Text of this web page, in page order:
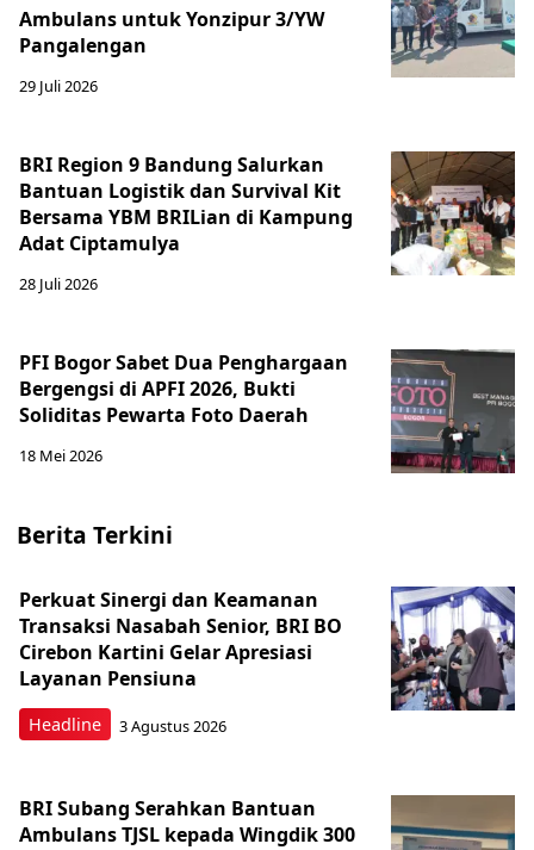
Ambulans untuk Yonzipur 3/YW
Pangalengan
29 Juli 2026
BRI Region 9 Bandung Salurkan
Bantuan Logistik dan Survival Kit
Bersama YBM BRILian di Kampung
Adat Ciptamulya
28 Juli 2026
PFI Bogor Sabet Dua Penghargaan
Bergengsi di APFI 2026, Bukti
Soliditas Pewarta Foto Daerah
18 Mei 2026
Berita Terkini
Headline
Perkuat Sinergi dan Keamanan
Transaksi Nasabah Senior, BRI BO
Cirebon Kartini Gelar Apresiasi
Layanan Pensiuna
3 Agustus 2026
BRI Subang Serahkan Bantuan
Ambulans TJSL kepada Wingdik 300